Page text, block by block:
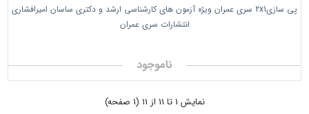
پی سازی2x1 سری عمران ویژه آزمون های کارشناسی ارشد و دکتری ساسان امیرافشاری
انتشارات سری عمران
ناموجود
نمايش 1 تا 11 از 11 (1 صفحه)